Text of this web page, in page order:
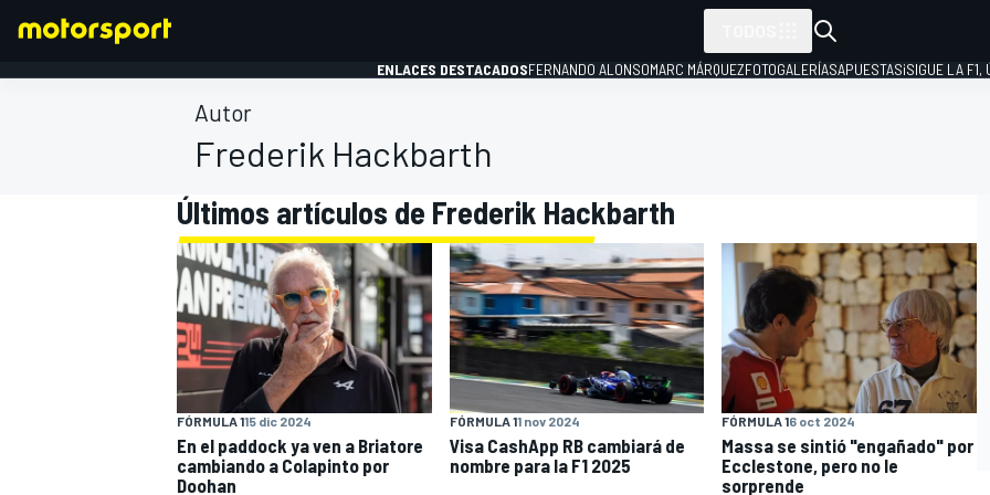
ENLACES DESTACADOSFERNANDO ALONSOMARC MÁRQUEZFOTOGALERÍASAPUESTAS¡SIGUE LA F1,
Autor
Frederik Hackbarth
Últimos artículos de Frederik Hackbarth
FÓRMULA 115 dic 2024
En el paddock ya ven a Briatore
cambiando a Colapinto por
Doohan
FÓRMULA 11 nov 2024
Visa CashApp RB cambiará de
nombre para la F1 2025
FÓRMULA 16 oct 2024
Massa se sintió "engañado" por
Ecclestone, pero no le
sorprende